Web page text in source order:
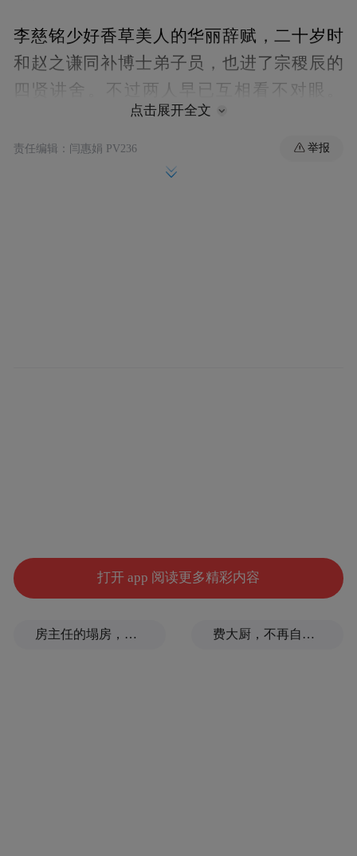
李慈铭少好香草美人的华丽辞赋，二十岁时
和赵之谦同补博士弟子员，也进了宗稷辰的
四贤讲舍。不过两人早已互相看不对眼。
《越缦堂日记》同治二年七月十六日记：
“（宗）晚年里居，门下士称最契者又为周白
山、赵之谦等，皆诞妄不学之人。”又咸丰四
点击展开全文
责任编辑：闫惠娟 PV236 举报
打开 app 阅读更多精彩内容
房主任的塌房，一场“人设露馅” 费大厨，不再自称大王